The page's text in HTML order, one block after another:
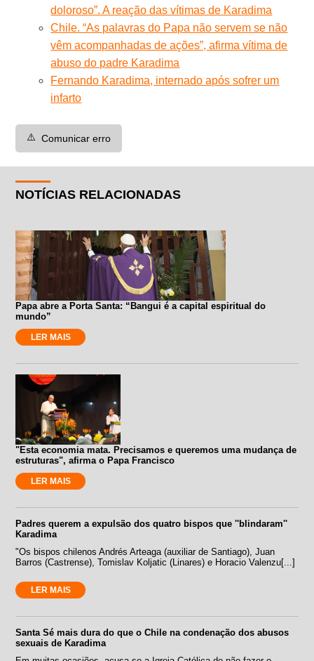
doloroso”. A reação das vítimas de Karadima
Chile. “As palavras do Papa não servem se não
vêm acompanhadas de ações”, afirma vítima de
abuso do padre Karadima
Fernando Karadima, internado após sofrer um
infarto
⚠️ Comunicar erro
NOTÍCIAS RELACIONADAS
Papa abre a Porta Santa: “Bangui é a capital espiritual do
mundo”
LER MAIS
"Esta economia mata. Precisamos e queremos uma mudança de
estruturas", afirma o Papa Francisco
LER MAIS
Padres querem a expulsão dos quatro bispos que ''blindaram''
Karadima
"Os bispos chilenos Andrés Arteaga (auxiliar de Santiago), Juan
Barros (Castrense), Tomislav Koljatic (Linares) e Horacio Valenzu[...]
LER MAIS
Santa Sé mais dura do que o Chile na condenação dos abusos
sexuais de Karadima